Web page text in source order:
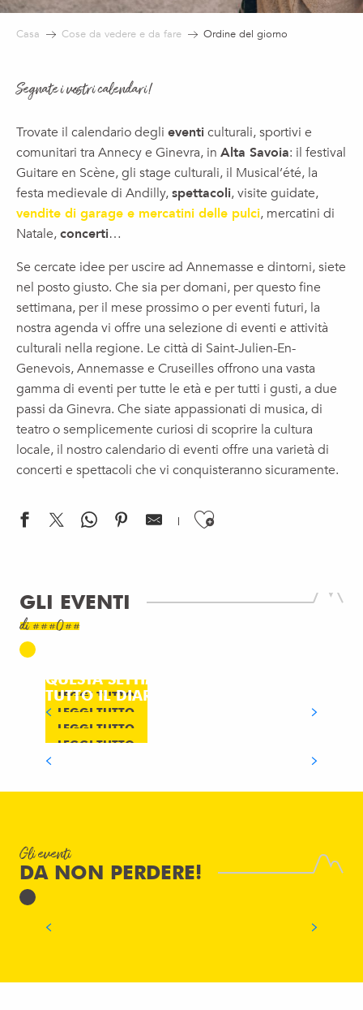
Casa Cose da vedere e da fare Ordine del giorno
Segnate i vostri calendari!
Trovate il calendario degli eventiculturali, sportivi e
comunitari tra Annecy e Ginevra, in Alta Savoia: il festival
Guitare en Scène, gli stage culturali, il Musical’été, la
festa medievale di Andilly,spettacoli, visite guidate,
vendite di garage e mercatini delle pulci, mercatini di
Natale,concerti…
Se cercate idee per uscire ad Annemasse e dintorni, siete
nel posto giusto. Che sia per domani, per questo fine
settimana, per il mese prossimo o per eventi futuri, la
nostra agenda vi offre una selezione di eventi e attività
culturali nella regione. Le città di Saint-Julien-En-
Genevois, Annemasse e Cruseilles offrono una vasta
gamma di eventi per tutte le età e per tutti i gusti, a due
passi da Ginevra. Che siate appassionati di musica, di
teatro o semplicemente curiosi di scoprire la cultura
locale, il nostro calendario di eventi offre una varietà di
concerti e spettacoli che vi conquisteranno sicuramente.
Ajouter aux
GLI EVENTI
di ###0##
Ordine del giorno
LEGGI TUTTO
LEGGI TUTTO
QUESTA SETTIMANA
LEGGI TUTTO
TUTTO IL DIARIO
LEGGI TUTTO
Gli eventi
DA NON PERDERE!
LE “GRANDES MÉDIÉVALES” DI
ANDILLY: UN VIAGGIO FUORI DAL